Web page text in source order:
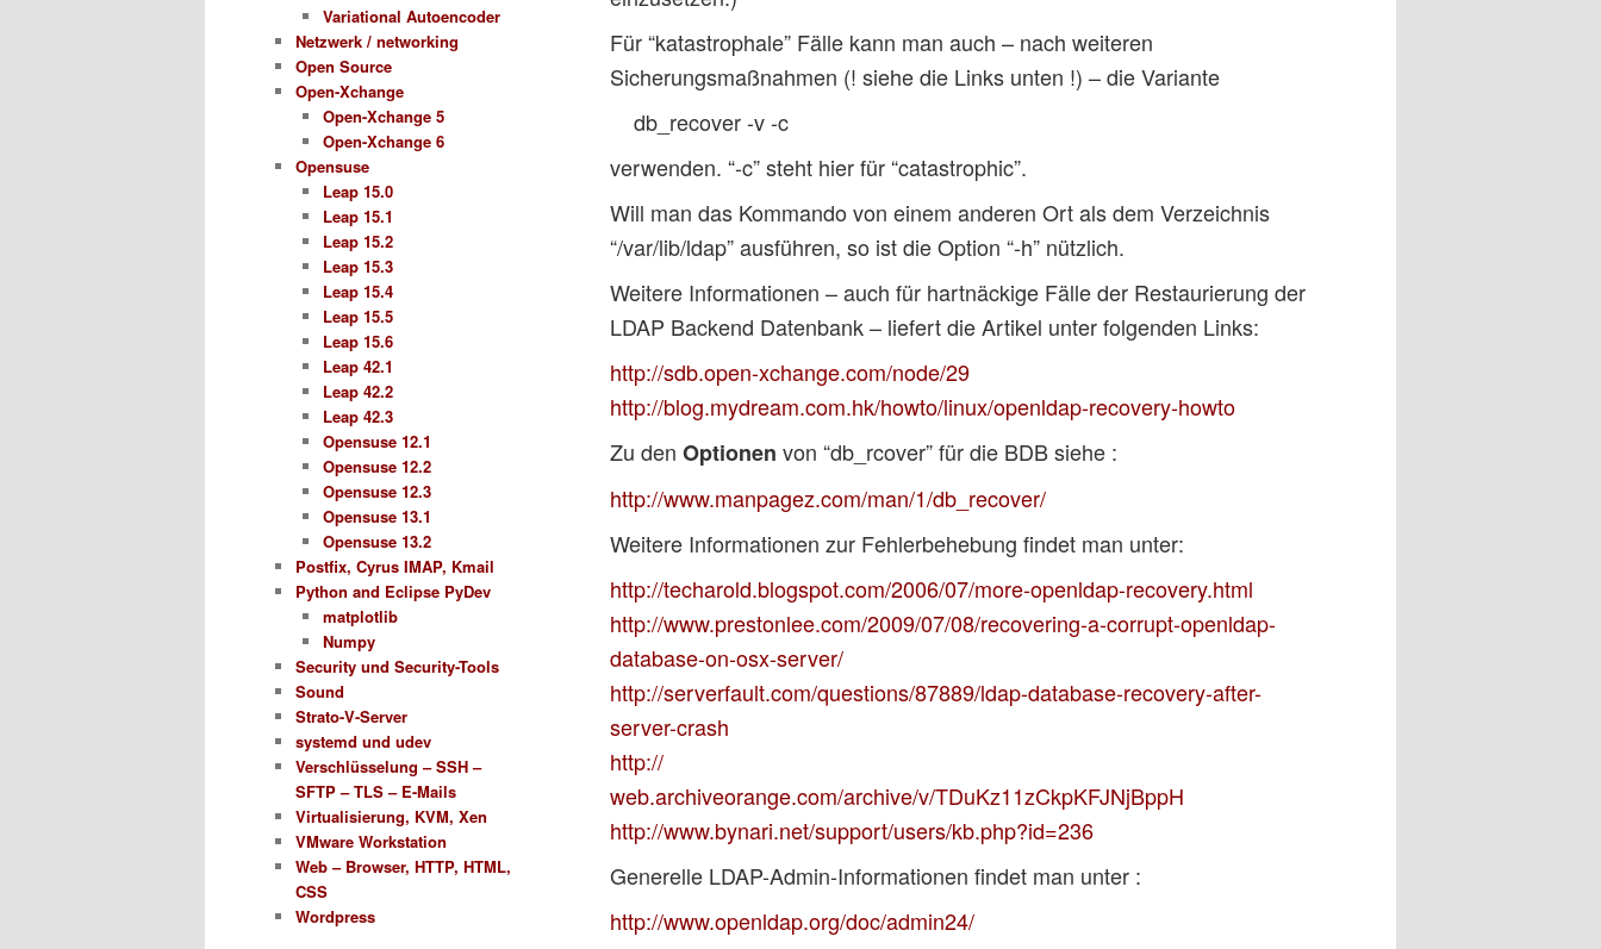
Für “katastrophale” Fälle kann man auch – nach weiteren
Sicherungsmaßnahmen (! siehe die Links unten !) – die Variante
db_recover -v -c
verwenden. “-c” steht hier für “catastrophic”.
Will man das Kommando von einem anderen Ort als dem Verzeichnis
“/var/lib/ldap” ausführen, so ist die Option “-h” nützlich.
Weitere Informationen – auch für hartnäckige Fälle der Restaurierung der
LDAP Backend Datenbank – liefert die Artikel unter folgenden Links:
http://sdb.open-xchange.com/node/29
http://blog.mydream.com.hk/howto/linux/openldap-recovery-howto
Zu den Optionen von “db_rcover” für die BDB siehe :
http://www.manpagez.com/man/1/db_recover/
Weitere Informationen zur Fehlerbehebung findet man unter:
http://techarold.blogspot.com/2006/07/more-openldap-recovery.html
http://www.prestonlee.com/2009/07/08/recovering-a-corrupt-openldap-
database-on-osx-server/
http://serverfault.com/questions/87889/ldap-database-recovery-after-
server-crash
http://
web.archiveorange.com/archive/v/TDuKz11zCkpKFJNjBppH
http://www.bynari.net/support/users/kb.php?id=236
Generelle LDAP-Admin-Informationen findet man unter :
http://www.openldap.org/doc/admin24/
Variational Autoencoder
Netzwerk / networking
Open Source
Open-Xchange
Open-Xchange 5
Open-Xchange 6
Opensuse
Leap 15.0
Leap 15.1
Leap 15.2
Leap 15.3
Leap 15.4
Leap 15.5
Leap 15.6
Leap 42.1
Leap 42.2
Leap 42.3
Opensuse 12.1
Opensuse 12.2
Opensuse 12.3
Opensuse 13.1
Opensuse 13.2
Postfix, Cyrus IMAP, Kmail
Python and Eclipse PyDev
matplotlib
Numpy
Security und Security-Tools
Sound
Strato-V-Server
systemd und udev
Verschlüsselung – SSH –
SFTP – TLS – E-Mails
Virtualisierung, KVM, Xen
VMware Workstation
Web – Browser, HTTP, HTML,
CSS
Wordpress